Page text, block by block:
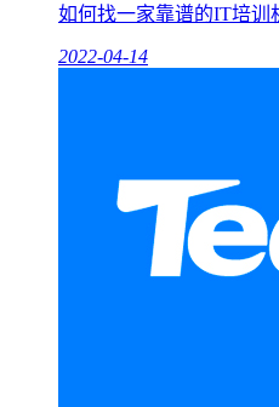
如何找一家靠谱的IT培训
2022-04-14